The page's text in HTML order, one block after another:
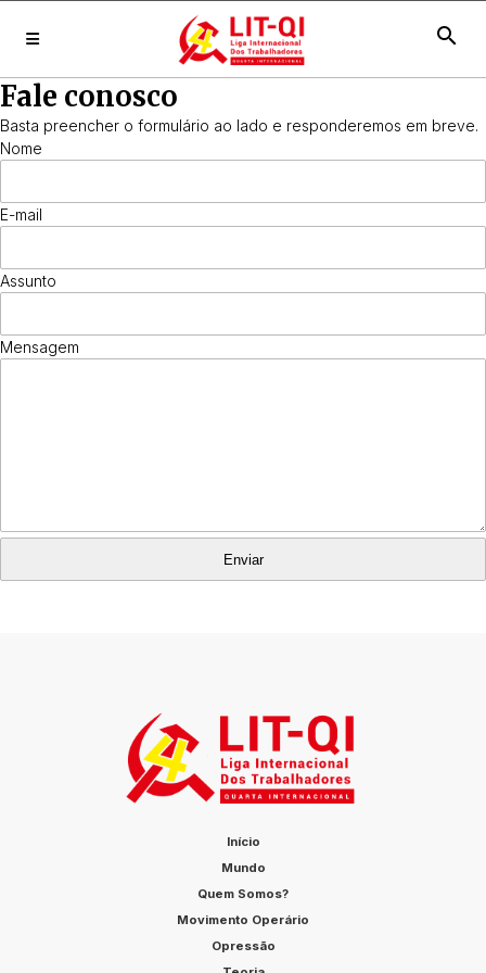
search
Fale conosco
Basta preencher o formulário ao lado e responderemos em breve.
Nome
E-mail
Assunto
Mensagem
Início
Mundo
Quem Somos?
Movimento Operário
Opressão